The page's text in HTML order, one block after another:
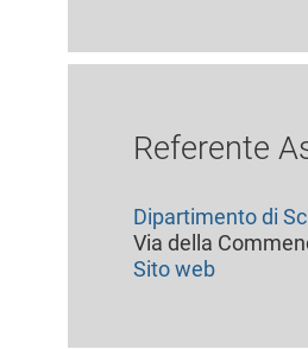
Referente
Dipartimento di
Via della
Sito web